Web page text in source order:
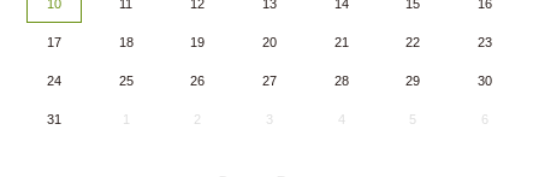
10 11 12 13 14 15 16
17 18 19 20 21 22 23
24 25 26 27 28 29 30
31 1 2 3 4 5 6